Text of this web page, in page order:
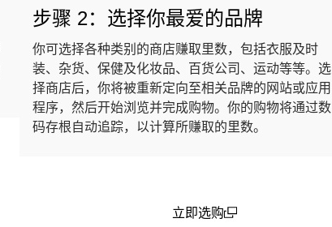
步骤 2：选择你最爱的品牌
你可选择各种类别的商店赚取里数，包括衣服及时
装、杂货、保健及化妆品、百货公司、运动等等。选
择商店后，你将被重新定向至相关品牌的网站或应用
程序，然后开始浏览并完成购物。你的购物将通过数
码存根自动追踪，以计算所赚取的里数。
立即选购